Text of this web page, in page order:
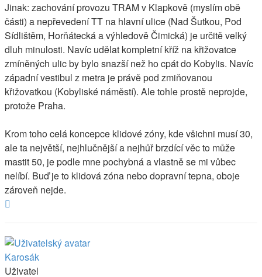
Jinak: zachování provozu TRAM v Klapkově (myslím obě
části) a nepřevedení TT na hlavní ulice (Nad Šutkou, Pod
Sídlištěm, Horňátecká a výhledově Čimická) je určitě velký
dluh minulosti. Navíc udělat kompletní kříž na křižovatce
zmíněných ulic by bylo snazší než ho cpát do Kobylis. Navíc
západní vestibul z metra je právě pod zmiňovanou
křižovatkou (Kobyliské náměstí). Ale tohle prostě neprojde,
protože Praha.
Krom toho celá koncepce klidové zóny, kde všichni musí 30,
ale ta největší, nejhlučnější a nejhůř brzdící věc to může
mastit 50, je podle mne pochybná a vlastně se mi vůbec
nelíbí. Buď je to klidová zóna nebo dopravní tepna, oboje
zároveň nejde.
Karosák
Uživatel